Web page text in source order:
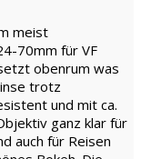
meist
70mm für VF
obenrum was
trotz
und mit ca.
ganz klar für
auch für Reisen